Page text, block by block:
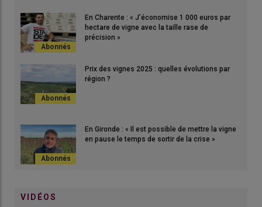
En Charente : « J’économise 1 000 euros par
hectare de vigne avec la taille rase de
précision »
Prix des vignes 2025 : quelles évolutions par
région ?
En Gironde : « Il est possible de mettre la vigne
en pause le temps de sortir de la crise »
VIDÉOS